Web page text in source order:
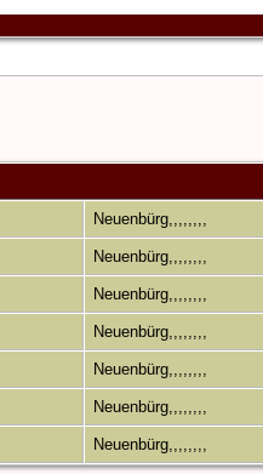
Neuenbürg,,,,,,,,
Neuenbürg,,,,,,,,
Neuenbürg,,,,,,,,
Neuenbürg,,,,,,,,
Neuenbürg,,,,,,,,
Neuenbürg,,,,,,,,
Neuenbürg,,,,,,,,